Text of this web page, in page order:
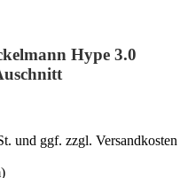
Hype 3.0
und ggf. zzgl. Versandkosten
)